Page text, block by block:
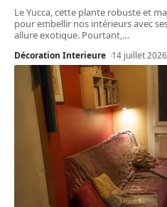
Le Yucca, cette plante robuste et
pour embellir nos intérieurs avec
allure exotique. Pourtant, …
Décoration Interieure 14 juillet 2026